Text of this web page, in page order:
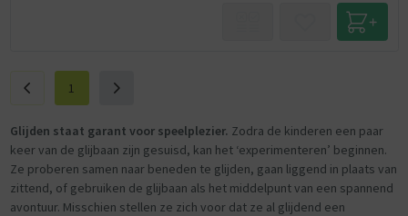
1
Glijden staat garant voor speelplezier. Zodra de kinderen een paar
keer van de glijbaan zijn gesuisd, kan het ‘experimenteren’ beginnen.
Ze proberen samen naar beneden te glijden, gaan liggend in plaats van
zittend, of gebruiken de glijbaan als het middelpunt van een spannend
avontuur. Misschien stellen ze zich voor dat ze al glijdend een